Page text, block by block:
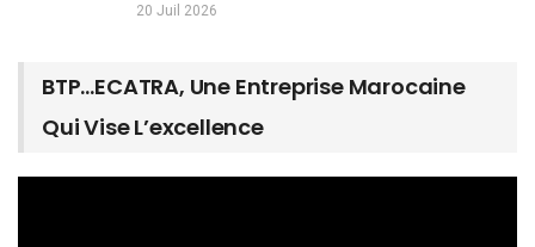
20 Juil 2026
BTP…ECATRA, Une Entreprise Marocaine
Qui Vise L’excellence